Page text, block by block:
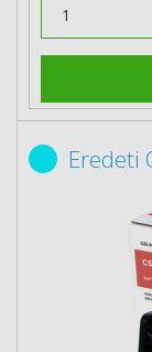
Eredeti